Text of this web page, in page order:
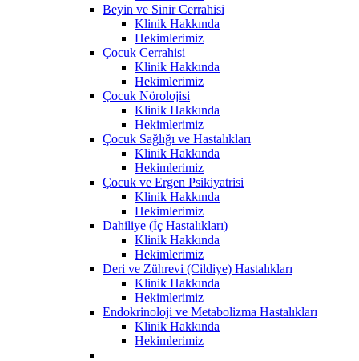
Beyin ve Sinir Cerrahisi
Klinik Hakkında
Hekimlerimiz
Çocuk Cerrahisi
Klinik Hakkında
Hekimlerimiz
Çocuk Nörolojisi
Klinik Hakkında
Hekimlerimiz
Çocuk Sağlığı ve Hastalıkları
Klinik Hakkında
Hekimlerimiz
Çocuk ve Ergen Psikiyatrisi
Klinik Hakkında
Hekimlerimiz
Dahiliye (İç Hastalıkları)
Klinik Hakkında
Hekimlerimiz
Deri ve Zührevi (Cildiye) Hastalıkları
Klinik Hakkında
Hekimlerimiz
Endokrinoloji ve Metabolizma Hastalıkları
Klinik Hakkında
Hekimlerimiz